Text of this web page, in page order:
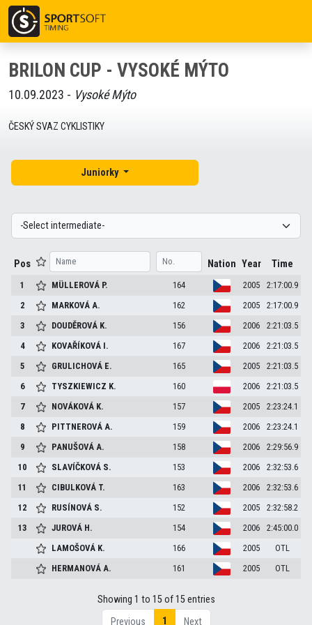
BRILON CUP - VYSOKÉ MÝTO
10.09.2023 - Vysoké Mýto
ČESKÝ SVAZ CYKLISTIKY
Juniorky
Pos Nation Year Time
1 MÜLLEROVÁ P. 164 2005
2:17:00.9
2
MARKOVÁA. 162 2005
2:17:00.9
3
DOUDĚROVÁ K. 156 2006
2:21:03.5
4
KOVAŘÍKOVÁ I. 167 2006
2:21:03.5
5
GRULICHOVÁ E. 165 2005
2:21:03.5
6
TYSZKIEWICZ K. 160 2006
2:21:03.5
7
NOVÁKOVÁ K. 157 2005
2:23:24.1
8
PITTNEROVÁA. 159 2006
2:23:24.1
9
PANUŠOVÁA. 158 2006
2:29:56.9
10
SLAVÍČKOVÁ S. 153 2006
2:32:53.6
11
CIBULKOVÁ T. 163 2006
2:32:53.6
12
RUSÍNOVÁ S. 152 2005
2:32:58.2
13
JUROVÁ H. 154 2006
2:45:00.0
LAMOŠOVÁ K. 166 2005
OTL
HERMANOVÁA. 161 2005 OTL
Showing 1 to 15 of 15 entries
Previous
1 Next